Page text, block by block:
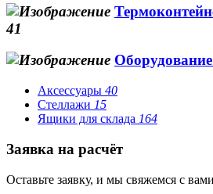
41
Аксессуары 40
Стеллажи 15
Ящики для склада 164
Заявка на расчёт
Оставьте заявку, и мы свяжемся с